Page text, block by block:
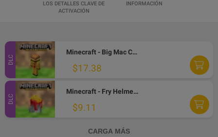
LOS DETALLES CLAVE DE
ACTIVACIÓN
INFORMACIÓN
DLC
Minecraft - Big Mac Crystal Skin DLC XBOX One / Xbox Series X|S / PC CD Key
$17.38
DLC
Minecraft - Fry Helmet Skin DLC XBOX One / Xbox Series X|S / PC CD Key
$9.11
CARGA MÁS